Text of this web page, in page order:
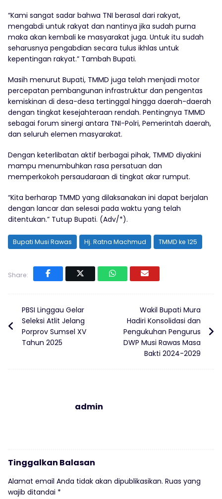
“Kami sangat sadar bahwa TNI berasal dari rakyat,
mengabdi untuk rakyat dan nantinya jika sudah purna
maka akan kembali ke masyarakat juga. Untuk itu sudah
seharusnya pengabdian secara tulus ikhlas untuk
kepentingan rakyat.” Tambah Bupati.
Masih menurut Bupati, TMMD juga telah menjadi motor
percepatan pembangunan infrastruktur dan pengentas
kemiskinan di desa-desa tertinggal hingga daerah-daerah
dengan tingkat kesejahteraan rendah. Pentingnya TMMD
sebagai forum sinergi antara TNI-Polri, Pemerintah daerah,
dan seluruh elemen masyarakat.
Dengan keterlibatan aktif berbagai pihak, TMMD diyakini
mampu menumbuhkan rasa persatuan dan
memperkokoh persaudaraan di tingkat akar rumput.
“Kita berharap TMMD yang dilaksanakan ini dapat berjalan
dengan lancar dan selesai pada waktu yang telah
ditentukan.” Tutup Bupati. (Adv/*).
Bupati Musi Rawas Hj. Ratna Machmud TMMD ke 125
Share:
PBSI Linggau Gelar
Seleksi Atlit Jelang
Porprov Sumsel XV
Tahun 2025
Wakil Bupati Mura
Hadiri Konsolidasi dan
Pengukuhan Pengurus
DWP Musi Rawas Masa
Bakti 2024-2029
admin
Tinggalkan Balasan
Alamat email Anda tidak akan dipublikasikan. Ruas yang
wajib ditandai *